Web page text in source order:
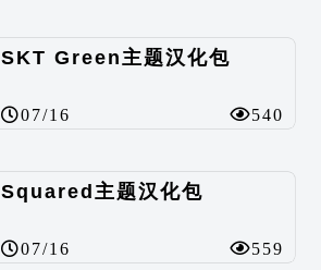
SKT Green主题汉化包
07/16 540
Squared主题汉化包
07/16 559